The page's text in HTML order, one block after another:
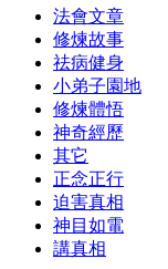
法會文章
修煉故事
祛病健身
小弟子園地
修煉體悟
神奇經歷
其它
正念正行
迫害真相
神目如電
講真相